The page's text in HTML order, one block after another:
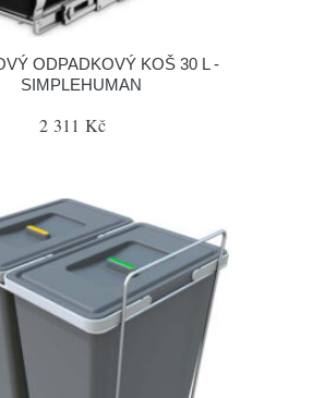
ODPADKOVÝ KOŠ 30 L -
SIMPLEHUMAN
2 311 Kč